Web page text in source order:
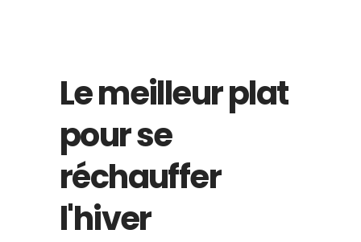
Le meilleur plat
pour se
réchauffer
l'hiver